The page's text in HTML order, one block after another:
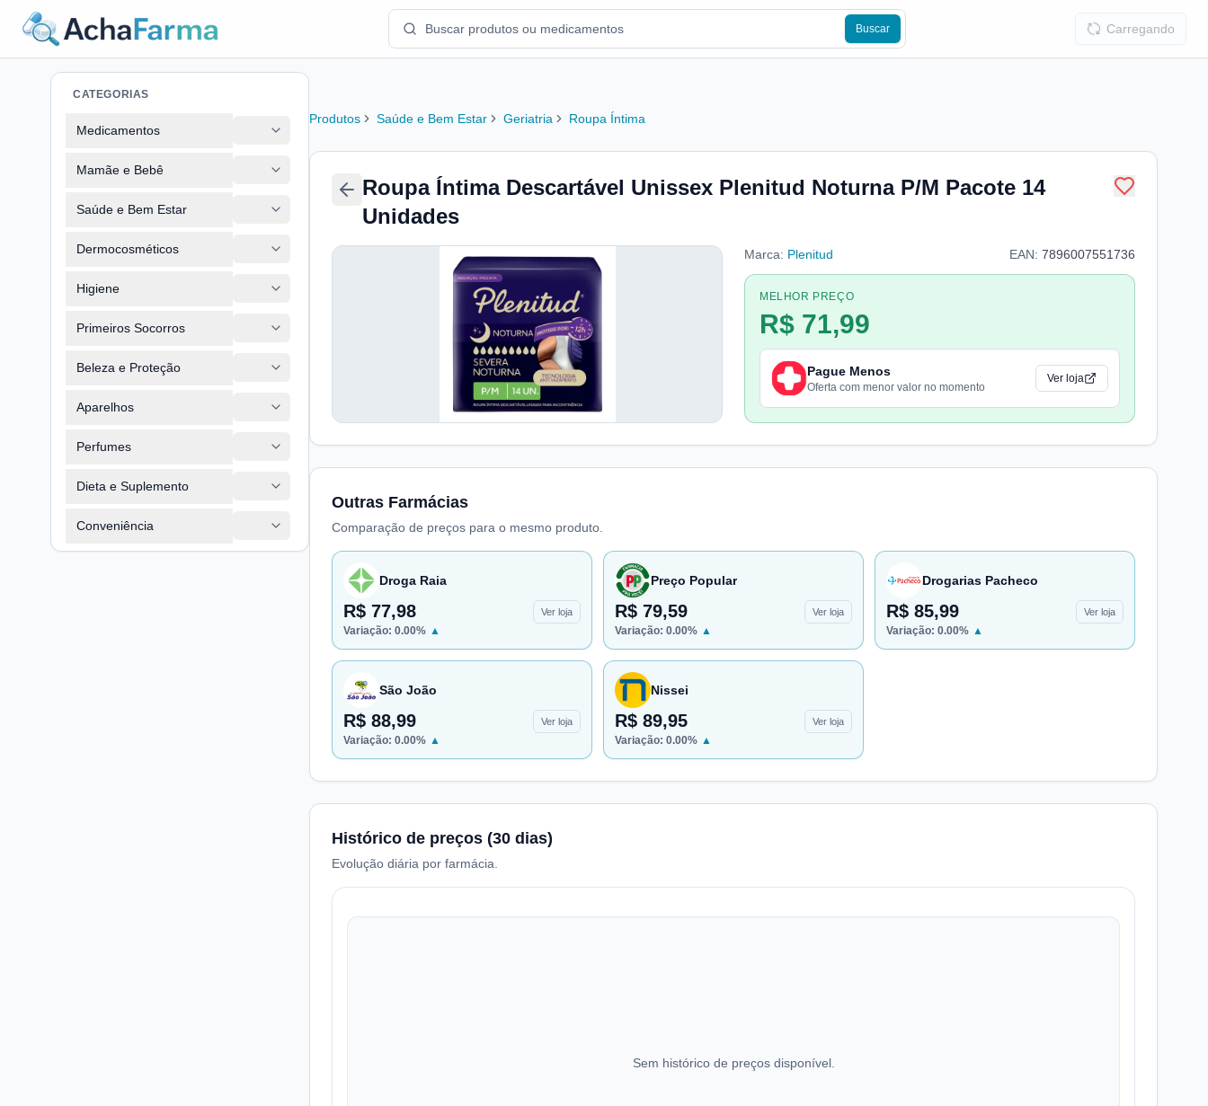
Buscar Carregando
CATEGORIAS
Medicamentos
Mamãe e Bebê
Saúde e Bem Estar
Dermocosméticos
Higiene
Primeiros Socorros
Beleza e Proteção
Aparelhos
Perfumes
Dieta e Suplemento
Conveniência
Produtos Saúde e Bem Estar Geriatria Roupa Íntima
Roupa Íntima Descartável Unissex Plenitud Noturna P/M Pacote 14
Unidades
Marca: Plenitud EAN: 7896007551736
MELHOR PREÇO
R$ 71,99
Pague Menos
Oferta com menor valor no momento
Ver loja
Outras Farmácias
Comparação de preços para o mesmo produto.
Droga Raia
R$ 77,98 Ver loja
Variação: 0.00% ▲
Preço Popular
R$ 79,59 Ver loja
Variação: 0.00% ▲
Drogarias Pacheco
R$ 85,99 Ver loja
Variação: 0.00% ▲
São João
R$ 88,99 Ver loja
Variação: 0.00% ▲
Nissei
R$ 89,95 Ver loja
Variação: 0.00% ▲
Histórico de preços (30 dias)
Evolução diária por farmácia.
Sem histórico de preços disponível.